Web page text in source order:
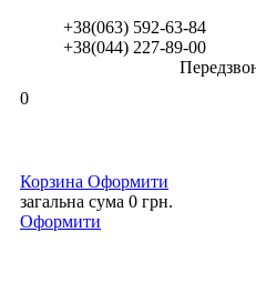
+38(063) 592-63-84
+38(044) 227-89-00
0
Корзина Оформити
загальна сума 0 грн.
Оформити